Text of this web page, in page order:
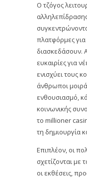
Ο τζόγος
πλατφόρμες για
διασκεδάσουν.
ευκαιρίες για
ενισχύει τους
άνθρωποι
ενθουσιασμό,
κοινωνικής
το millioner
τη δημιουργία
Επιπλέον, οι
σχετίζονται με
οι εκθέσεις,